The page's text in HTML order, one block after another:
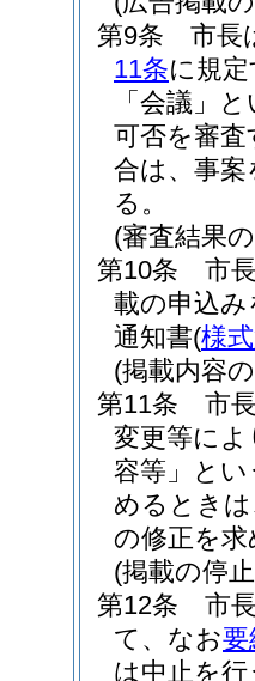
第9条
市長
11条に規
「会議」
可否を審
合は、事
る。
(審査結果
第10条
市
載の申込
通知書(様
(掲載内容
第11条
市
変更等に
容等」とい
めるとき
の修正を
(掲載の停
第12条
市
て、なお要
は中止を